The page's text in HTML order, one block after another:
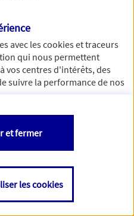
avec lescookies et traceurs
qui nous permettent
vos centres d'intérêts, des
suivre la performance de nos
les refuser comme de
allant sur
les cookies
et fermer